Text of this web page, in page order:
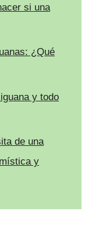
si una
¿Qué
y todo
de una
y